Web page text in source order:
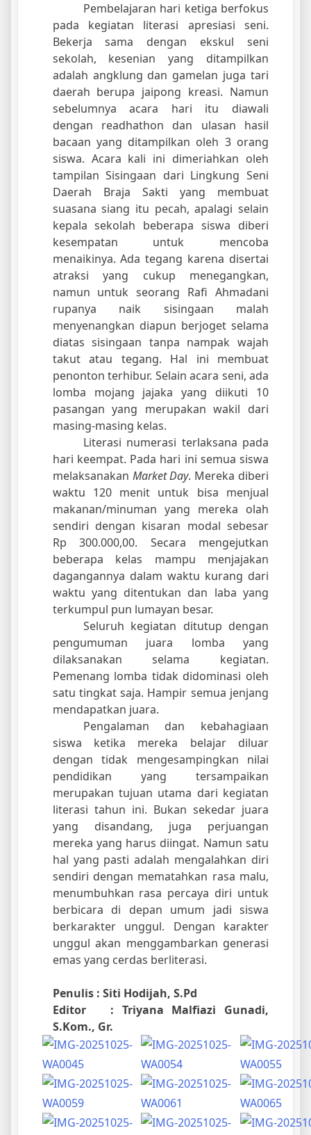
Pembelajaran hari ketiga berfokus
pada kegiatan literasi apresiasi seni.
Bekerja sama dengan ekskul seni
sekolah, kesenian yang ditampilkan
adalah angklung dan gamelan juga tari
daerah berupa jaipong kreasi. Namun
sebelumnya acara hari itu diawali
dengan readhathon dan ulasan hasil
bacaan yang ditampilkan oleh 3 orang
siswa. Acara kali ini dimeriahkan oleh
tampilan Sisingaan dari Lingkung Seni
Daerah Braja Sakti yang membuat
suasana siang itu pecah, apalagi selain
kepala sekolah beberapa siswa diberi
kesempatan untuk mencoba
menaikinya. Ada tegang karena disertai
atraksi yang cukup menegangkan,
namun untuk seorang Rafi Ahmadani
rupanya naik sisingaan malah
menyenangkan diapun berjoget selama
diatas sisingaan tanpa nampak wajah
takut atau tegang. Hal ini membuat
penonton terhibur. Selain acara seni, ada
lomba mojang jajaka yang diikuti 10
pasangan yang merupakan wakil dari
masing-masing kelas.
Literasi numerasi terlaksana pada
hari keempat. Pada hari ini semua siswa
melaksanakan Market Day. Mereka diberi
waktu 120 menit untuk bisa menjual
makanan/minuman yang mereka olah
sendiri dengan kisaran modal sebesar
Rp 300.000,00. Secara mengejutkan
beberapa kelas mampu menjajakan
dagangannya dalam waktu kurang dari
waktu yang ditentukan dan laba yang
terkumpul pun lumayan besar.
Seluruh kegiatan ditutup dengan
pengumuman juara lomba yang
dilaksanakan selama kegiatan.
Pemenang lomba tidak didominasi oleh
satu tingkat saja. Hampir semua jenjang
mendapatkan juara.
Pengalaman dan kebahagiaan
siswa ketika mereka belajar diluar
dengan tidak mengesampingkan nilai
pendidikan yang tersampaikan
merupakan tujuan utama dari kegiatan
literasi tahun ini. Bukan sekedar juara
yang disandang, juga perjuangan
mereka yang harus diingat. Namun satu
hal yang pasti adalah mengalahkan diri
sendiri dengan mematahkan rasa malu,
menumbuhkan rasa percaya diri untuk
berbicara di depan umum jadi siswa
berkarakter unggul. Dengan karakter
unggul akan menggambarkan generasi
emas yang cerdas berliterasi.
Penulis : Siti Hodijah, S.Pd
Editor : Triyana Malfiazi Gunadi,
S.Kom., Gr.